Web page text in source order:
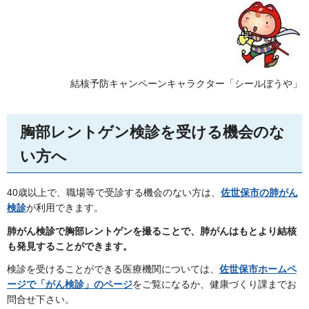
結核予防キャンペーンキャラクター「シールぼうや」
胸部レントゲン検診を受ける機会のな
い方へ
40歳以上で、職場等で受診する機会のない方は、 佐世保市の肺がん
検診が利用できます。
肺がん検診で胸部レントゲンを撮ることで、肺がんはもとより結核
も発見することができます。
検診を受けることができる医療機関については、 佐世保市ホームペ
ージで「がん検診」のページをご覧になるか、健康づくり課までお
問合せ下さい。